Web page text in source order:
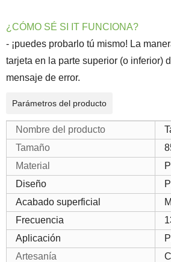
¿CÓMO SÉ SI IT FUNCIONA?
- ¡puedes probarlo tú mismo! La
tarjeta en la parte superior (o inferior)
mensaje de error.
Parámetros del producto
Nombre del producto
Tamaño
Material
Diseño
Acabado superficial
Frecuencia
Aplicación
Artesanía